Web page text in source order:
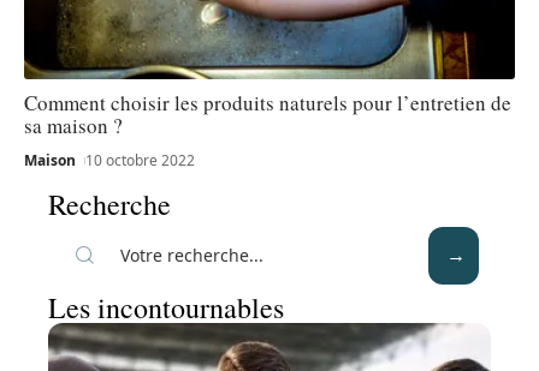
Comment choisir les produits naturels pour l’entretien de
sa maison ?
Maison 10 octobre 2022
Recherche
Les incontournables